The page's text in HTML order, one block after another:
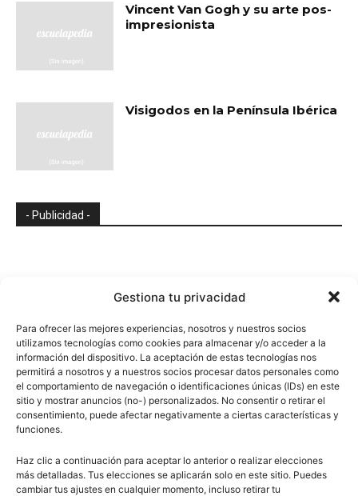
Gestiona tu privacidad
Para ofrecer las mejores experiencias, nosotros y nuestros socios
utilizamos tecnologías como cookies para almacenar y/o acceder a la
información del dispositivo. La aceptación de estas tecnologías nos
permitirá a nosotros y a nuestros socios procesar datos personales como
el comportamiento de navegación o identificaciones únicas (IDs) en este
sitio y mostrar anuncios (no-) personalizados. No consentir o retirar el
consentimiento, puede afectar negativamente a ciertas características y
funciones.
Haz clic a continuación para aceptar lo anterior o realizar elecciones
más detalladas. Tus elecciones se aplicarán solo en este sitio. Puedes
cambiar tus ajustes en cualquier momento, incluso retirar tu
Vincent Van Gogh y su arte pos-
impresionista
Visigodos en la Península Ibérica
- Publicidad -